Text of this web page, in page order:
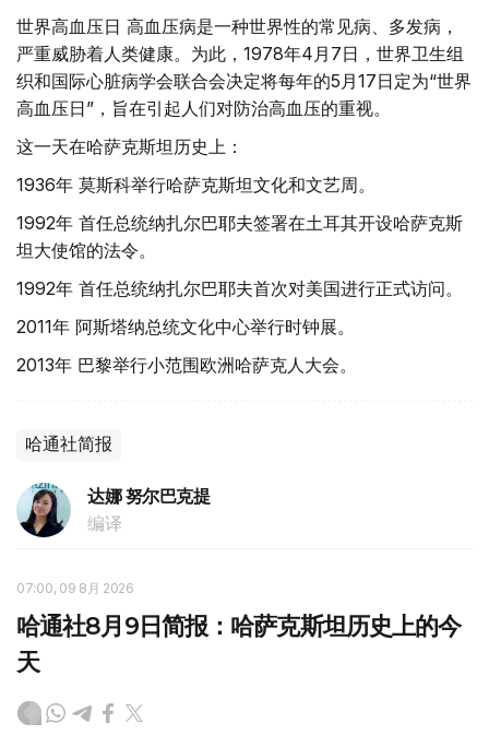
世界高血压日 高血压病是一种世界性的常见病、多发病，
严重威胁着人类健康。为此，1978年4月7日，世界卫生组
织和国际心脏病学会联合会决定将每年的5月17日定为“世界
高血压日”，旨在引起人们对防治高血压的重视。
这一天在哈萨克斯坦历史上：
1936年 莫斯科举行哈萨克斯坦文化和文艺周。
1992年 首任总统纳扎尔巴耶夫签署在土耳其开设哈萨克斯
坦大使馆的法令。
1992年 首任总统纳扎尔巴耶夫首次对美国进行正式访问。
2011年 阿斯塔纳总统文化中心举行时钟展。
2013年 巴黎举行小范围欧洲哈萨克人大会。
哈通社简报
达娜 努尔巴克提
编译
07:00, 09 8月 2026
哈通社8月9日简报：哈萨克斯坦历史上的今
天